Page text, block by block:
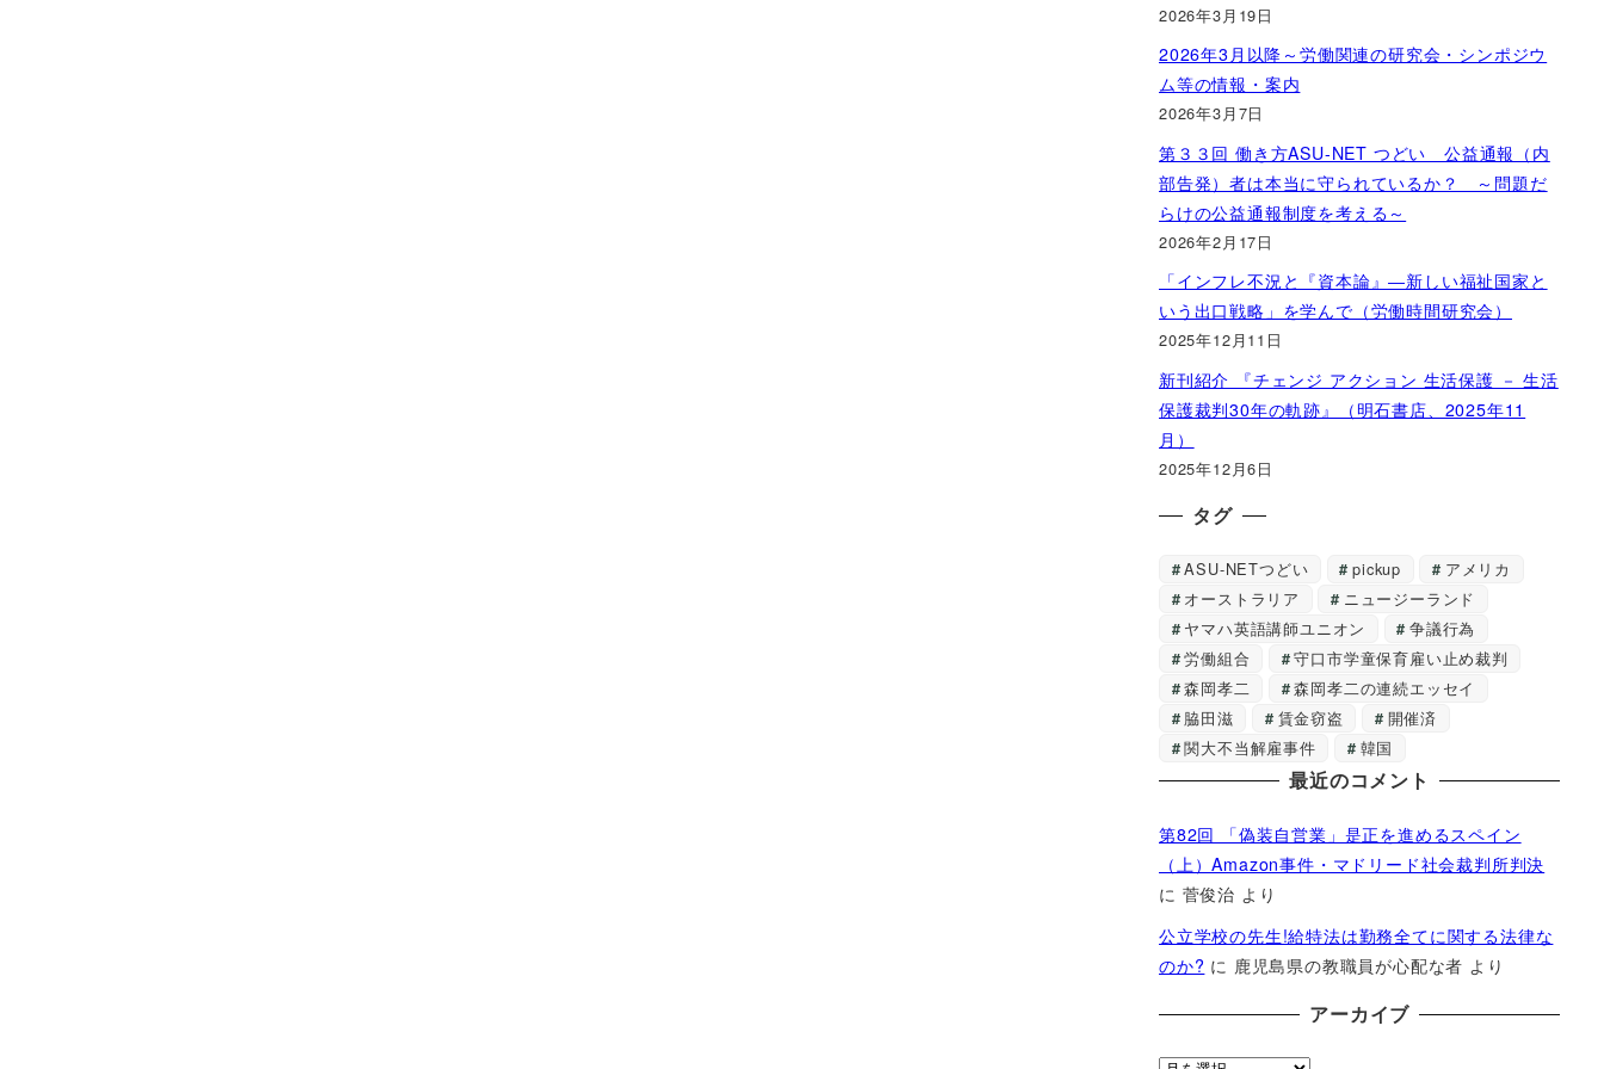
2026年3月19日
2026年3月以降～労働関連の研究会・シンポジウ
ム等の情報・案内
2026年3月7日
第３３回 働き方ASU-NET つどい 公益通報（内
部告発）者は本当に守られているか？ ～問題だ
らけの公益通報制度を考える～
2026年2月17日
「インフレ不況と『資本論』―新しい福祉国家と
いう出口戦略」を学んで（労働時間研究会）
2025年12月11日
新刊紹介 『チェンジ アクション 生活保護 － 生活
保護裁判30年の軌跡』（明石書店、2025年11
月）
2025年12月6日
タグ
ASU-NETつどい pickup
アメリカ
オーストラリア
ニュージーランド
ヤマハ英語講師ユニオン
争議行為
労働組合
守口市学童保育雇い止め裁判
森岡孝二
森岡孝二の連続エッセイ
脇田滋
賃金窃盗
開催済
関大不当解雇事件
韓国
最近のコメント
第82回 「偽装自営業」是正を進めるスペイン
（上）Amazon事件・マドリード社会裁判所判決
に 菅俊治 より
公立学校の先生!給特法は勤務全てに関する法律な
のか? に 鹿児島県の教職員が心配な者 より
アーカイブ